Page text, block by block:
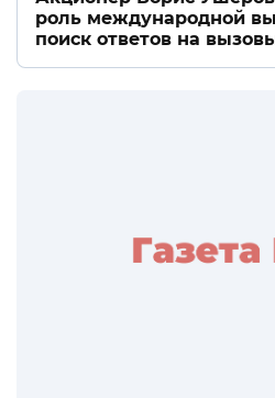
роль международной
поиск ответов на